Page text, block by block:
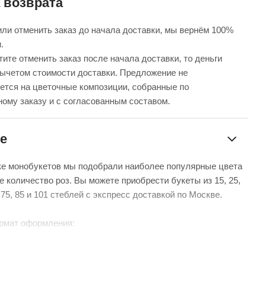
отменить заказ до начала доставки, мы вернём 100%
отменить заказ после начала доставки, то деньги
стоимости доставки. Предложение не
на цветочные композиции, собранные по
заказу и с согласованным составом.
монобукетов мы подобрали наиболее популярные цвета
количество роз. Вы можете приобрести букеты из 15, 25,
85 и 101 стеблей с экспресс доставкой по Москве.
оформления: